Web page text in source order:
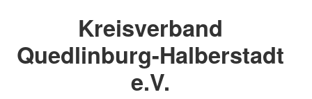
Kreisverband
Quedlinburg-Halberstadt
e.V.